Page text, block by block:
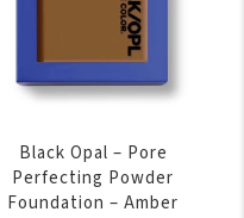
Black Opal – Pore
Perfecting Powder
Foundation – Amber